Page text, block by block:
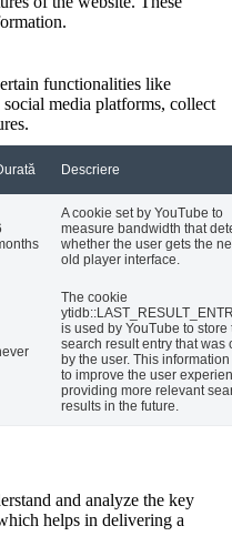
functionalities like
media platforms, collect
Descriere
A cookie set by YouTube to
measure bandwidth that
whether the user gets the
old player interface.
The cookie
is used by YouTube to store
search result entry that was
by the user. This
to improve the user
providing more relevant
results in the future.
and analyze the key
helps in delivering a